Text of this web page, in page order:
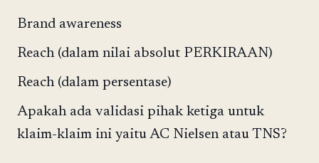
Brand awareness
Reach (dalam nilai absolut PERKIRAAN)
Reach (dalam persentase)
Apakah ada validasi pihak ketiga untuk
klaim-klaim ini yaitu AC Nielsen atau TNS?